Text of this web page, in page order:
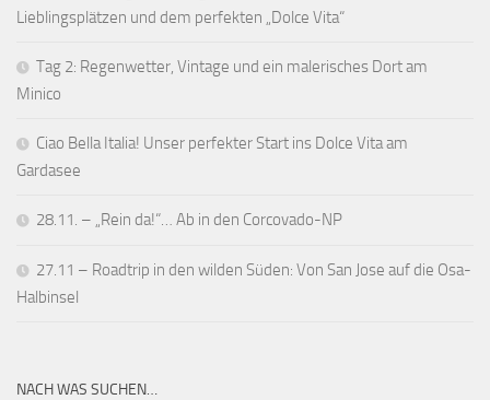
Lieblingsplätzen und dem perfekten „Dolce Vita“
Tag 2: Regenwetter, Vintage und ein malerisches Dort am
Minico
Ciao Bella Italia! Unser perfekter Start ins Dolce Vita am
Gardasee
28.11. – „Rein da!“… Ab in den Corcovado-NP
27.11 – Roadtrip in den wilden Süden: Von San Jose auf die Osa-
Halbinsel
NACH WAS SUCHEN…